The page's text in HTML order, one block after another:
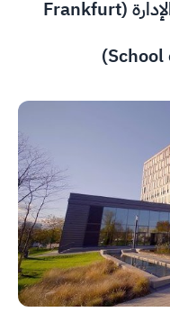
جامعة فرانكفورت للأعمال والإدارة (Frankfurt
School